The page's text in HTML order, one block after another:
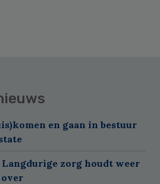
en gaan in bestuur
Langdurige zorg houdt weer